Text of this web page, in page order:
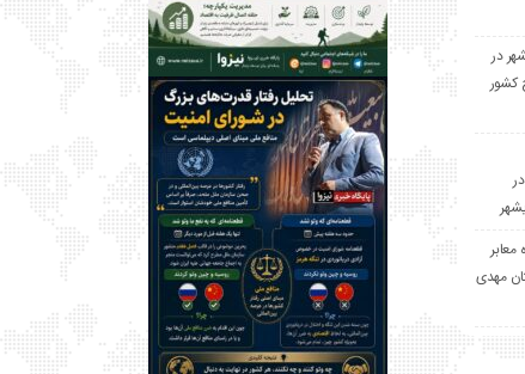
در
کشور
معابر
مهدی